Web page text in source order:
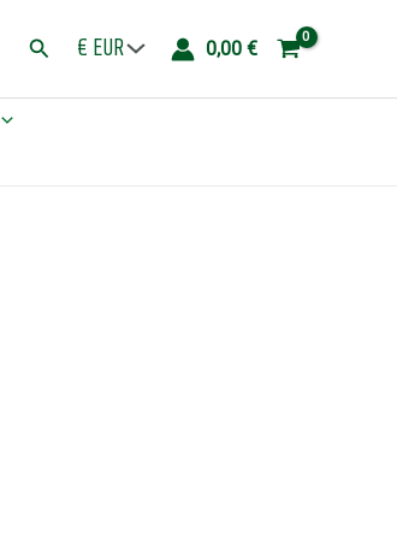
Buscar 0,00 €